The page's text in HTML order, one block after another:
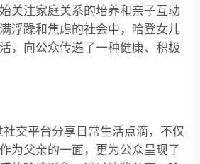
关注家庭关系的培养和亲子互动
浮躁和焦虑的社会中，哈登女儿
，向公众传递了一种健康、积极
社交平台分享日常生活点滴，不仅
为父亲的一面，更为公众呈现了